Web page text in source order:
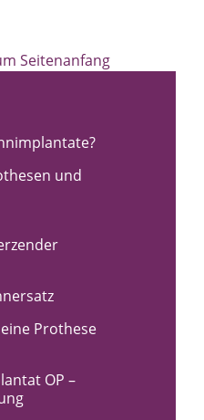
Seitenanfang
und
Prothese
OP –